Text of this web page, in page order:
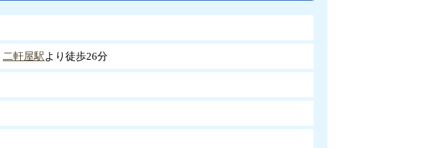
二軒屋駅より徒歩26分